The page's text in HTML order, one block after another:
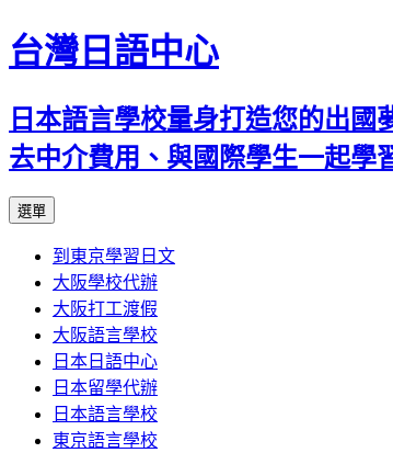
台灣日語中心
日本語言學校量身打造您的出
去中介費用、與國際學生一起學
選單
內
容
到東京學習日文
大阪學校代辦
大阪打工渡假
大阪語言學校
日本日語中心
日本留學代辦
日本語言學校
東京語言學校